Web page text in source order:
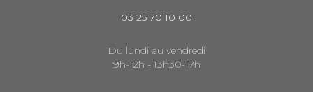
03 25 70 10 00
Du lundi au vendredi
9h-12h - 13h30-17h